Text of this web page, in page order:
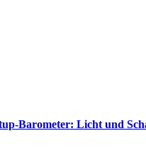
Barometer: Licht und